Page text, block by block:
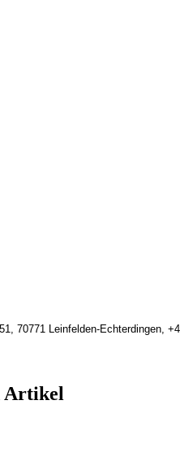
70771 Leinfelden-Echterdingen,
Artikel